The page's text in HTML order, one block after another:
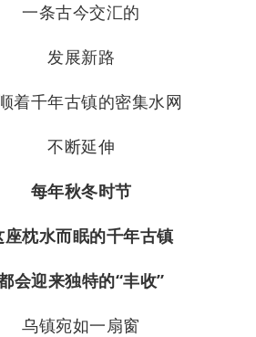
一条古今交汇的
发展新路
着千年古镇的密集水网
不断延伸
每年秋冬时节
座枕水而眠的千年古镇
会迎来独特的“丰收”
乌镇宛如一扇窗